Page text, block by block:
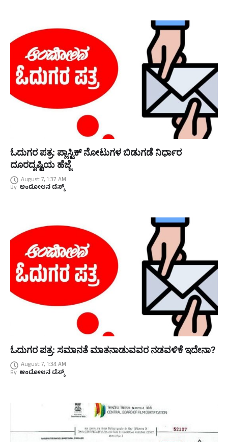
ಓದುಗರ ಪತ್ರ: ಪ್ಲಾಸ್ಟಿಕ್ ನೋಟುಗಳ ಬಿಡುಗಡೆ ನಿರ್ಧಾರ
ದೂರದೃಷ್ಟಿಯ ಹೆಜ್ಜೆ
August 7, 1:37 AM
By ಆಂದೋಲನ ಡೆಸ್ಕ್
ಓದುಗರ ಪತ್ರ: ಸಮಾನತೆ ಮಾತನಾಡುವವರ ನಡವಳಿಕೆ ಇದೇನಾ?
August 7, 1:34 AM
By ಆಂದೋಲನ ಡೆಸ್ಕ್